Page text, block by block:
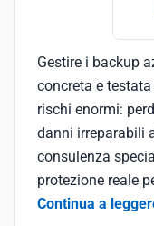
Gestire i backup
concreta e
rischi enormi:
danni irreparabili
consulenza
protezione reale
Continua a